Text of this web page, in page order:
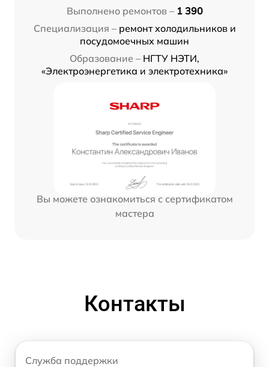
Выполнено ремонтов – 1 390
Специализация – ремонт холодильников и
посудомоечных машин
Образование – НГТУ НЭТИ,
«Электроэнергетика и электротехника»
Вы можете ознакомиться с сертификатом
мастера
Контакты
Служба поддержки